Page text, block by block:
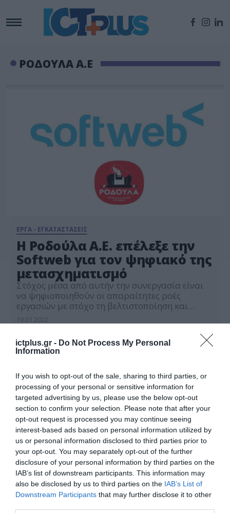
ictplus.gr - Do Not Process My Personal
Information
If you wish to opt-out of the sale, sharing to third parties, or
processing of your personal or sensitive information for
targeted advertising by us, please use the below opt-out
section to confirm your selection. Please note that after your
opt-out request is processed you may continue seeing
interest-based ads based on personal information utilized by
us or personal information disclosed to third parties prior to
your opt-out. You may separately opt-out of the further
disclosure of your personal information by third parties on the
IAB’s list of downstream participants. This information may
also be disclosed by us to third parties on the IAB’s List of
Downstream Participants that may further disclose it to other
ΡΟΔΟΥΛΑ Α.Ε
ΕΡΓΑ - ΕΓΚΑΤΑΣΤΑΣΕΙΣ
H Ροδούλα Α.Ε. επέλεξε την
Softweb για τον ψηφιακό της
μετασχηματισμό
Στόχος μέσα από αυτήν την συνεργασία είναι
να ψηφιοποιηθούν οι απαραίτητες ροές
εργασιών με στόχο τη βελτιστοποίηση και
Ροδουλα Α.Ε. με το οικοσύστημα της. H
Ροδούλα Α.Ε., μία από τις κορυφαίες εταιρείες
κατεψυγμένων προϊόντων ζύμης και
γλυκισμάτων στην Ελλάδα αλλά και στον κόσμο,
μετασχηματισμό! Στόχος […]